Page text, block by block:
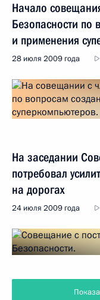
Начало
Безопасности по
и применения
28 июля 2009 года
На заседании
потребовал
на дорогах
24 июля 2009 года